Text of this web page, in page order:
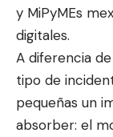
y MiPyMEs
digitales.
A diferencia
tipo de
pequeñas un
absorber: el